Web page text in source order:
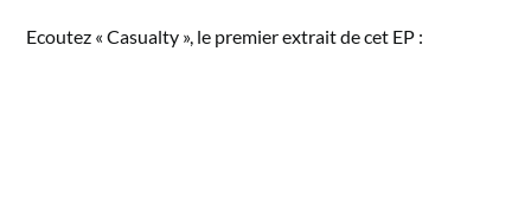
Ecoutez « Casualty », le premier extrait de cet EP :